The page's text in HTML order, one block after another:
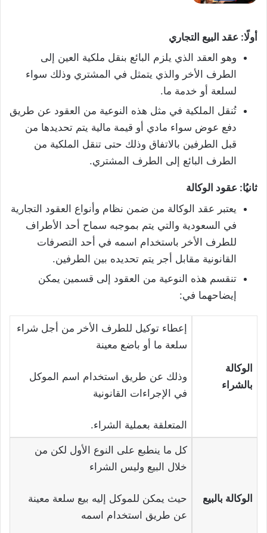
أولًا: عقد البيع التجاري
وهو العقد الذي يلزم البائع بنقل ملكية العين إلى
الطرف الأخر والذي يتمثل في المشتري وذلك سواء
لسلعة أو خدمة ما.
تُنقل الملكية في مثل هذه النوعية من العقود عن طريق
دفع عوض سواء مادي أو قيمة مالية يتم تحديدها من
قبل الطرفين بالاتفاق وذلك حتى تنقل الملكية من
الطرف البائع إلى الطرف المشتري.
ثانيُا: عقود الوكالة
يعتبر عقد الوكالة من ضمن نظام وأنواع العقود التجارية
في السعودية والتي يتم بموجبه سماح أحد الأطراف
للطرف الأخر باستخدام اسمه في أحد التصرفات
القانونية مقابل أجر يتم تحديده بين الطرفين.
تنقسم هذه النوعية من العقود إلى قسمين يمكن
إيضاحهما في:
الوكالة
بالشراء
إعطاء توكيل للطرف الأخر من أجل شراء
سلعة ما أو باضع معينة
وذلك عن طريق استخدام اسم الموكل
في الإجراءات القانونية
المتعلقة بعملية الشراء.
الوكالة بالبيع
كل ما ينطبع على النوع الأول لكن من
خلال البيع وليس الشراء
حيث يمكن للموكل إليه بيع سلعة معينة
عن طريق استخدام اسمه